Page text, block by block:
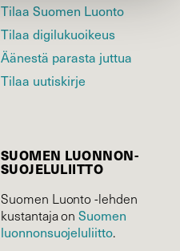
Tilaa Suomen Luonto
Tilaa digilukuoikeus
Äänestä parasta juttua
Tilaa uutiskirje
SUOMEN LUONNON­
SUOJELU­LIITTO
Suomen Luonto -lehden
kustantaja onSuomen
luonnonsuojelu­liitto.